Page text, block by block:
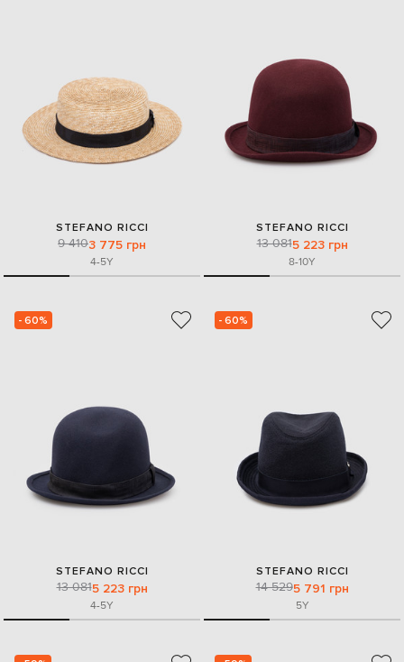
STEFANO RICCI
9 4103 775 грн
4-5Y
STEFANO RICCI
13 0815 223 грн
8-10Y
- 60%
STEFANO RICCI
13 0815 223 грн
4-5Y
- 60%
STEFANO RICCI
14 5295 791 грн
5Y